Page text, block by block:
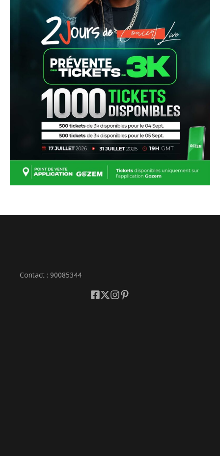
Contact : 90085344